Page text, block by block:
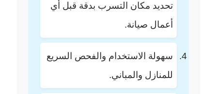
تحديد مكان التسرب بدقة قبل أي
أعمال صيانة.
سهولة الاستخدام والفحص السريع
للمنازل والمباني.